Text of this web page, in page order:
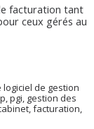
facturation tant
ceux gérés au
logiciel de gestion
,pgi, gestion des
,facturation,